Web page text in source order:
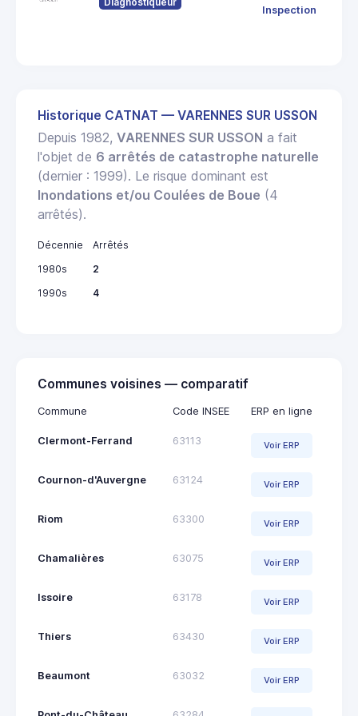
Inspection
Historique CATNAT — VARENNES SUR USSON
Depuis 1982, VARENNES SUR USSON a fait
l'objet de 6 arrêtés de catastrophe naturelle
(dernier : 1999). Le risque dominant est
Inondations et/ou Coulées de Boue (4
arrêtés).
Décennie
Arrêtés
1980s
2
1990s
4
Communes voisines — comparatif
Commune Code INSEE ERP en ligne
Clermont-Ferrand 63113 Voir ERP
Cournon-d'Auvergne 63124 Voir ERP
Riom 63300 Voir ERP
Chamalières 63075 Voir ERP
Issoire 63178 Voir ERP
Thiers 63430 Voir ERP
Beaumont 63032 Voir ERP